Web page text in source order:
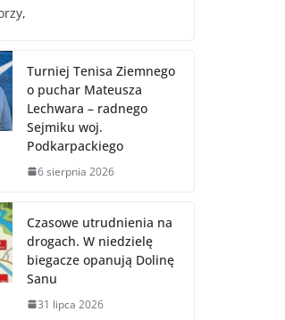
Turniej Tenisa Ziemnego
o puchar Mateusza
Lechwara – radnego
Sejmiku woj.
Podkarpackiego
6 sierpnia 2026
Czasowe utrudnienia na
drogach. W niedzielę
biegacze opanują Dolinę
Sanu
31 lipca 2026